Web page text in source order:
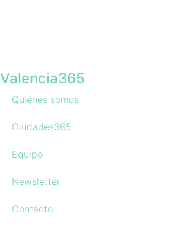
Valencia365
Quiénes somos
Ciudades365
Equipo
Newsletter
Contacto